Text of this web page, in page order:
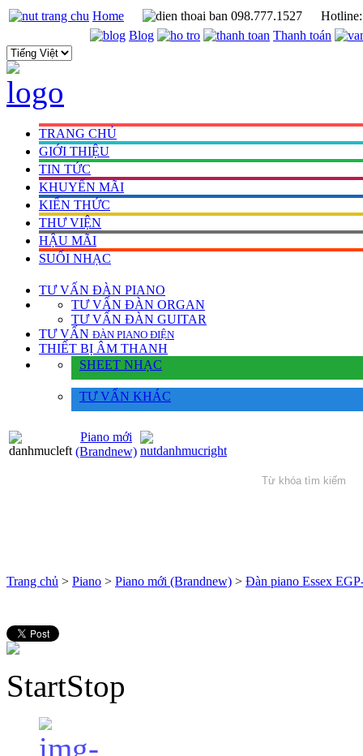
Home 098.777.1527
Blog
Thanh toán
TRANG CHỦ
GIỚI THIỆU
TIN TỨC
KHUYẾN MÃI
KIẾN THỨC
THƯ VIỆN
HẬU MÃI
SUỐI NHẠC
TƯ VẤN ĐÀN PIANO
TƯ VẤN ÐÀN ORGAN
TƯ VẤN ÐÀN GUITAR
TƯ VẤN ÐÀN PIANO ÐIỆN
THIẾT BỊ ÂM THANH
SHEET NHẠC
TƯ VẤN KHÁC
Piano mới
(Brandnew)
Trang chủ > Piano > Piano mới (Brandnew) > Đàn piano Essex
StartStop